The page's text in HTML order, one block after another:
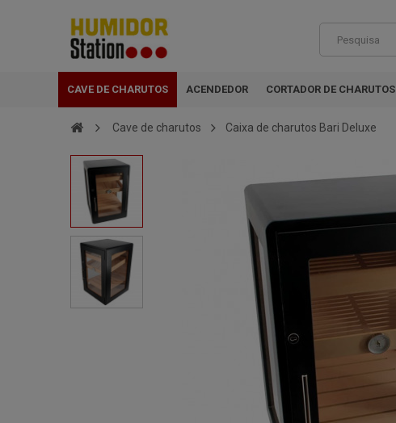
CAVE DE CHARUTOS ACENDEDOR CORTADOR DE CHARUTOS
Cave de charutos Caixa de charutos Bari Deluxe